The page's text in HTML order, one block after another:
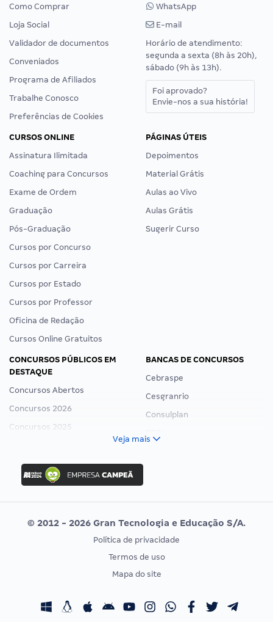
Como Comprar
Loja Social
Validador de documentos
Conveniados
Programa de Afiliados
Trabalhe Conosco
Preferências de Cookies
WhatsApp
E-mail
Horário de atendimento:
segunda a sexta (8h às 20h),
sábado (9h às 13h).
Foi aprovado?
Envie-nos a sua história!
CURSOS ONLINE
Assinatura Ilimitada
Coaching para Concursos
Exame de Ordem
Graduação
Pós-Graduação
Cursos por Concurso
Cursos por Carreira
Cursos por Estado
Cursos por Professor
Oficina de Redação
Cursos Online Gratuitos
PÁGINAS ÚTEIS
Depoimentos
Material Grátis
Aulas ao Vivo
Aulas Grátis
Sugerir Curso
CONCURSOS PÚBLICOS EM
DESTAQUE
Concursos Abertos
Concursos 2026
Concursos 2025
Concurso Ibama
Concurso MPU
Editais publicados
BANCAS DE CONCURSOS
Cebraspe
Cesgranrio
Consulplan
Vunesp
CONCURSOS POR PROFISSÃO
Concursos Fiscais
EXAME DE ORDEM
Calendário OAB
Veja mais
© 2012 - 2026 Gran Tecnologia e Educação S/A.
Política de privacidade
Termos de uso
Mapa do site